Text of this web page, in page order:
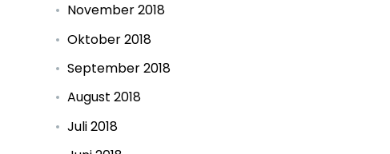
November 2018
Oktober 2018
September 2018
August 2018
Juli 2018